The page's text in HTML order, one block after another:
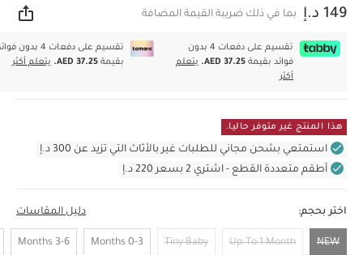
149 د.إ بما في ذلك ضريبة القيمة المضافة
تقسيم على دفعات 4 بدون
فوائد بقيمة AED 37.25.
يتعلم
أكثر
تقسيم على دفعات 4 بدون
بقيمةAED 37.25. يتعلم أكثر
هذا المنتج غير متوفر حاليا.
استمتعي بشحن مجاني للطلبات غير بالأثاث التي تزيد عن 300 د.إ
أطقم متعددة القطع - اشتري 2 بسعر 220 د.إ
اختر بحجم: دليل المقاسات
NEW
Up To 1 Month
Tiny Baby
0-3 Months
3-6 Months